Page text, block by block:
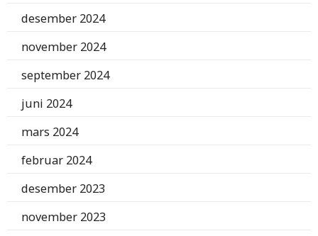
desember 2024
november 2024
september 2024
juni 2024
mars 2024
februar 2024
desember 2023
november 2023